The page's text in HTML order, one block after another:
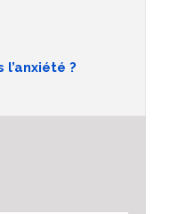
l’anxiété ?